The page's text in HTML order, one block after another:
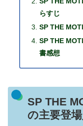
らすじ
SP THE
SP THE
書感想
SP THE
の主要登